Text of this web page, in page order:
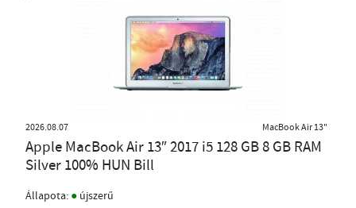
2026.08.07 MacBook Air 13"
Apple MacBook Air 13″ 2017 i5 128 GB 8 GB RAM
Silver 100% HUN Bill
Állapota: ● újszerű